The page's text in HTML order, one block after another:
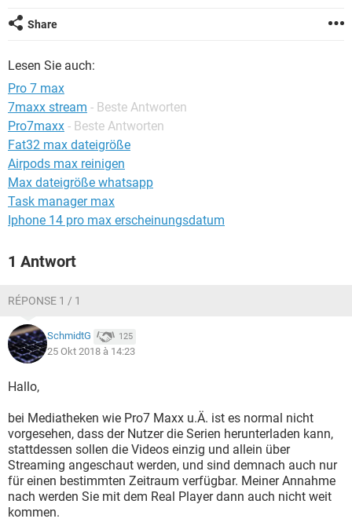
WHATSAPP
Share
Lesen Sie auch:
Pro 7 max
7maxx stream - Beste Antworten
Pro7maxx - Beste Antworten
Fat32 max dateigröße
Airpods max reinigen
Max dateigröße whatsapp
Task manager max
Iphone 14 pro max erscheinungsdatum
1 Antwort
RÉPONSE 1 / 1
SchmidtG 125
25 Okt 2018 à 14:23
Hallo,
bei Mediatheken wie Pro7 Maxx u.Ä. ist es normal nicht
vorgesehen, dass der Nutzer die Serien herunterladen kann,
stattdessen sollen die Videos einzig und allein über
Streaming angeschaut werden, und sind demnach auch nur
für einen bestimmten Zeitraum verfügbar. Meiner Annahme
nach werden Sie mit dem Real Player dann auch nicht weit
kommen.